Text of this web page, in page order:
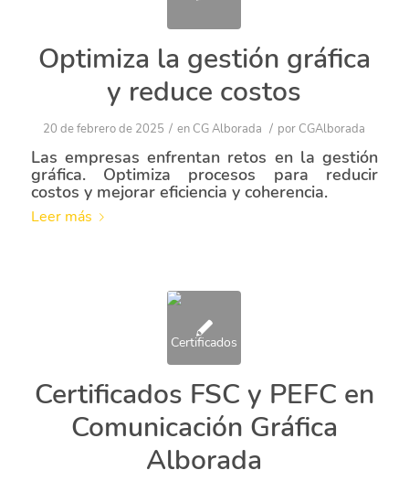
Optimiza la gestión gráfica
y reduce costos
20 de febrero de 2025 / en CG Alborada / por CGAlborada
Las empresas enfrentan retos en la gestión
gráfica. Optimiza procesos para reducir
costos y mejorar eficiencia y coherencia.
Leer más
Certificados FSC y PEFC en
Comunicación Gráfica
Alborada